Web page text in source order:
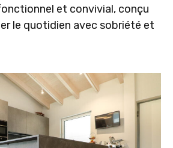
et convivial, conçu
le quotidien avec sobriété et